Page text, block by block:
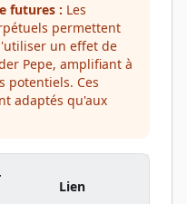
futures : Les
permettent
un effet de
Pepe, amplifiant à
potentiels. Ces
adaptés qu'aux
Lien